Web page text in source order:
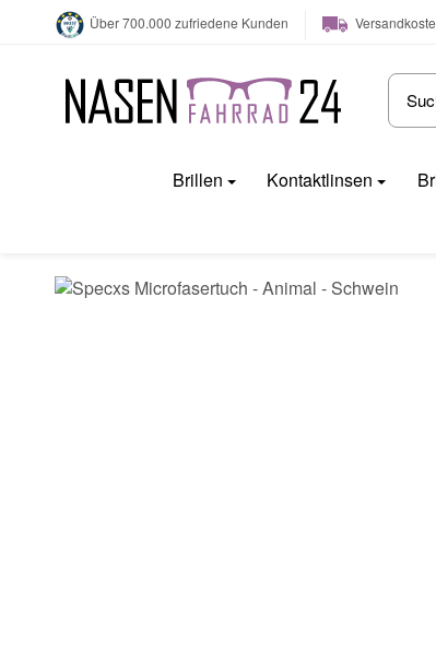
Über 700.000 zufriedene Kunden
Brillen Kontaktlinsen